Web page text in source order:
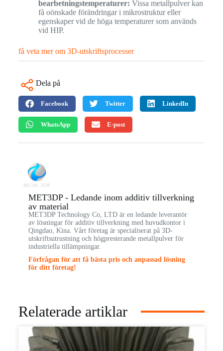
bearbetningstemperaturer: Vissa metallpulver kan
få oönskade förändringar i mikrostruktur eller
egenskaper vid de höga temperaturer som används
vid HIP.
få veta mer om 3D-utskriftsprocesser
Dela på
Facebook Twitter LinkedIn
WhatsApp E-post
MET3DP - Ledande inom additiv tillverkning
av material
MET3DP Technology Co, LTD är en ledande leverantör
av lösningar för additiv tillverkning med huvudkontor i
Qingdao, Kina. Vårt företag är specialiserat på 3D-
utskriftsutrustning och högpresterande metallpulver för
industriella tillämpningar.
Förfrågan för att få bästa pris och anpassad lösning
för ditt företag!
Relaterade artiklar